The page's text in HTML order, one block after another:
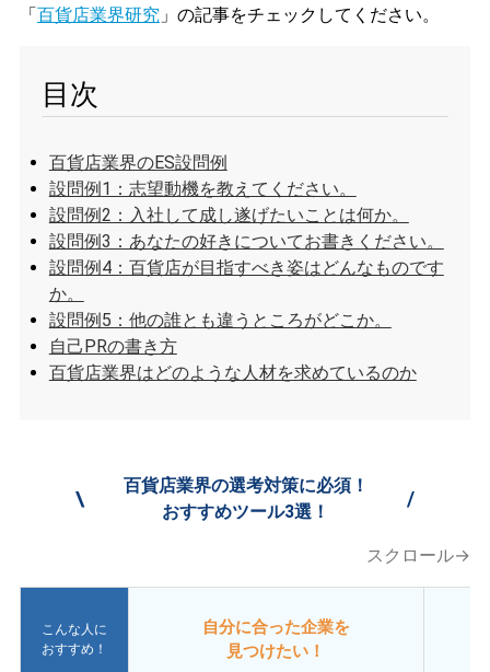
「百貨店業界研究 」 の記事をチェックしてください。
目次
百貨店業界のES設問例
設問例1：志望動機を教えてください。
設問例2：入社して成し遂げたいことは何か。
設問例3：あなたの好きについてお書きください。
設問例4：百貨店が目指すべき姿はどんなものです
か。
設問例5：他の誰とも違うところがどこか。
自己PRの書き方
百貨店業界はどのような人材を求めているのか
\
百貨店業界の選考対策に必須！
おすすめツール3選！
/
スクロール→
こんな人に
おすすめ！
自分に合った企業を
見つけたい！